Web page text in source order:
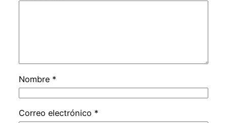
Nombre *
Correo electrónico *